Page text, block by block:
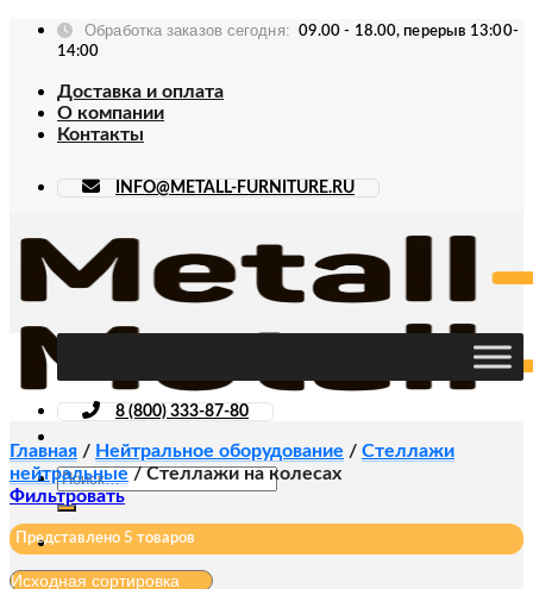
Skip
Обработка заказов сегодня:
09.00 - 18.00, перерыв 13:00-
14:00
Доставка и оплата
О компании
Контакты
INFO@METALL-FURNITURE.RU
Искать:
8 (800) 333-87-80
Главная / Нейтральное оборудование / Стеллажи
нейтральные /Стеллажи на колесах
Фильтровать
Представлено 5 товаров